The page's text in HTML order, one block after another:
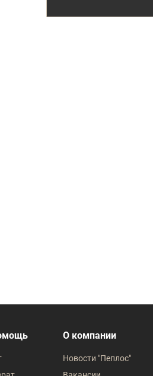
О компании
Новости "Пеплос"